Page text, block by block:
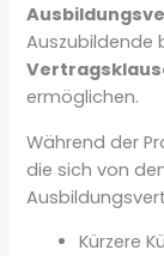
Auszubildende
ermöglichen.
Während der
die sich von
Kürzere